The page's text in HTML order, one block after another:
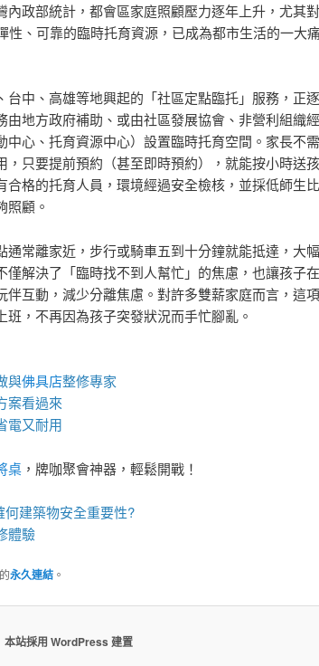
內政部統計，都會區家庭照顧壓力逐年上升，尤其對
性、可靠的臨時托育資源，已成為都市生活的一大
台中、高雄等地興起的「社區定點臨托」服務，正逐
由地方政府補助、或由社區發展協會、非營利組織經
中心、托育資源中心）設置臨時托育空間。家長不需
，只要提前預約（甚至即時預約），就能按小時送孩
合格的托育人員，環境經過安全檢核，並採低師生比
照顧。
通常離家近，步行或騎車五到十分鐘就能抵達，大幅
僅解決了「臨時找不到人幫忙」的焦慮，也讓孩子在
伴互動，減少分離焦慮。對許多雙薪家庭而言，這項
，不再因為孩子突發狀況而手忙腳亂。
與佛具店整修專家
案看過來
電又耐用
桌，牌咖聚會神器，輕鬆開戰！
何建築物安全重要性?
體驗
永久連結。
本站採用 WordPress 建置